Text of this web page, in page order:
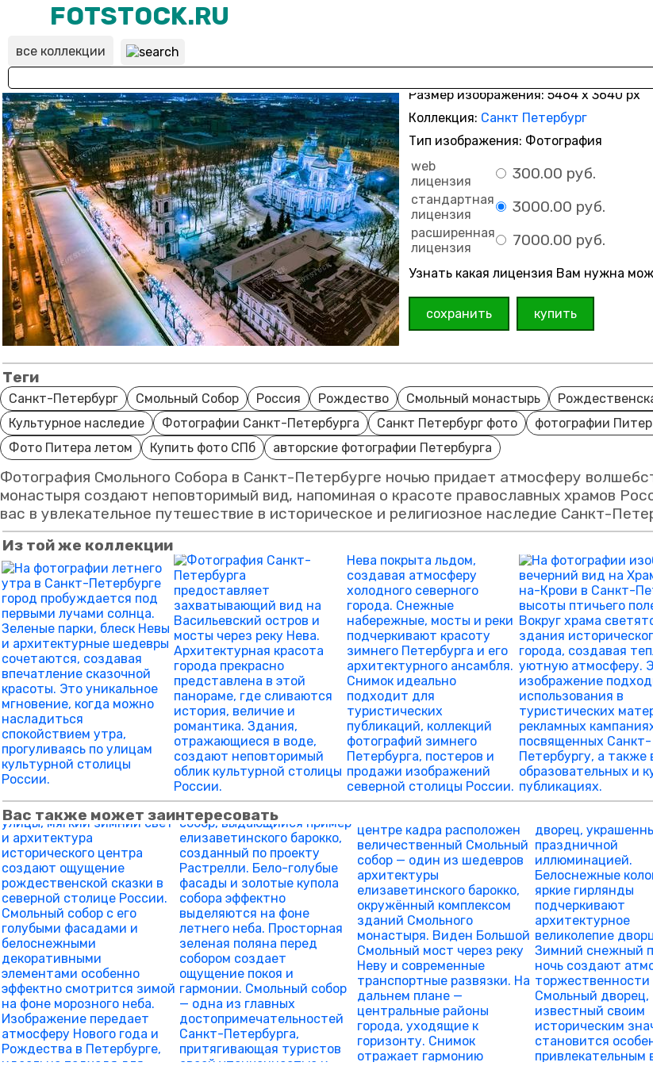
FOTSTOCK.RU
все коллекции
Размер изображения: 5464 x 3640 px
Коллекция: Санкт Петербург
Тип изображения: Фотография
web
лицензия
300.00 руб.
стандартная
лицензия
3000.00 руб.
расширенная
лицензия
7000.00 руб.
Узнать какая лицензия Вам нужна
сохранить купить
Теги
Санкт-Петербург Смольный Собор Россия Рождество Смольный монастырь
Культурное наследие
Фотографии Санкт-Петербурга Санкт Петербург фото фотографии
Фото Питера летом
Купить фото СПб авторские фотографии Петербурга
Фотография Смольного Собора в Санкт-Петербурге ночью придает атмосферу
монастыря создают неповторимый вид, напоминая о красоте православных храмов
вас в увлекательное путешествие в историческое и религиозное наследие Санкт-
Из той же коллекции
Вас также может заинтересовать